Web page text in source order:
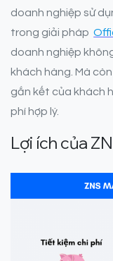
doanh nghiệp sử
trong giải pháp
doanh nghiệp
khách hàng. Mà
gắn kết của khách
phí hợp lý.
Lợi ích của